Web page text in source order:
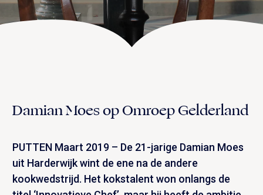
Damian Moes op Omroep Gelderland
PUTTEN Maart 2019 – De 21-jarige Damian Moes
uit Harderwijk wint de ene na de andere
kookwedstrijd. Het kokstalent won onlangs de